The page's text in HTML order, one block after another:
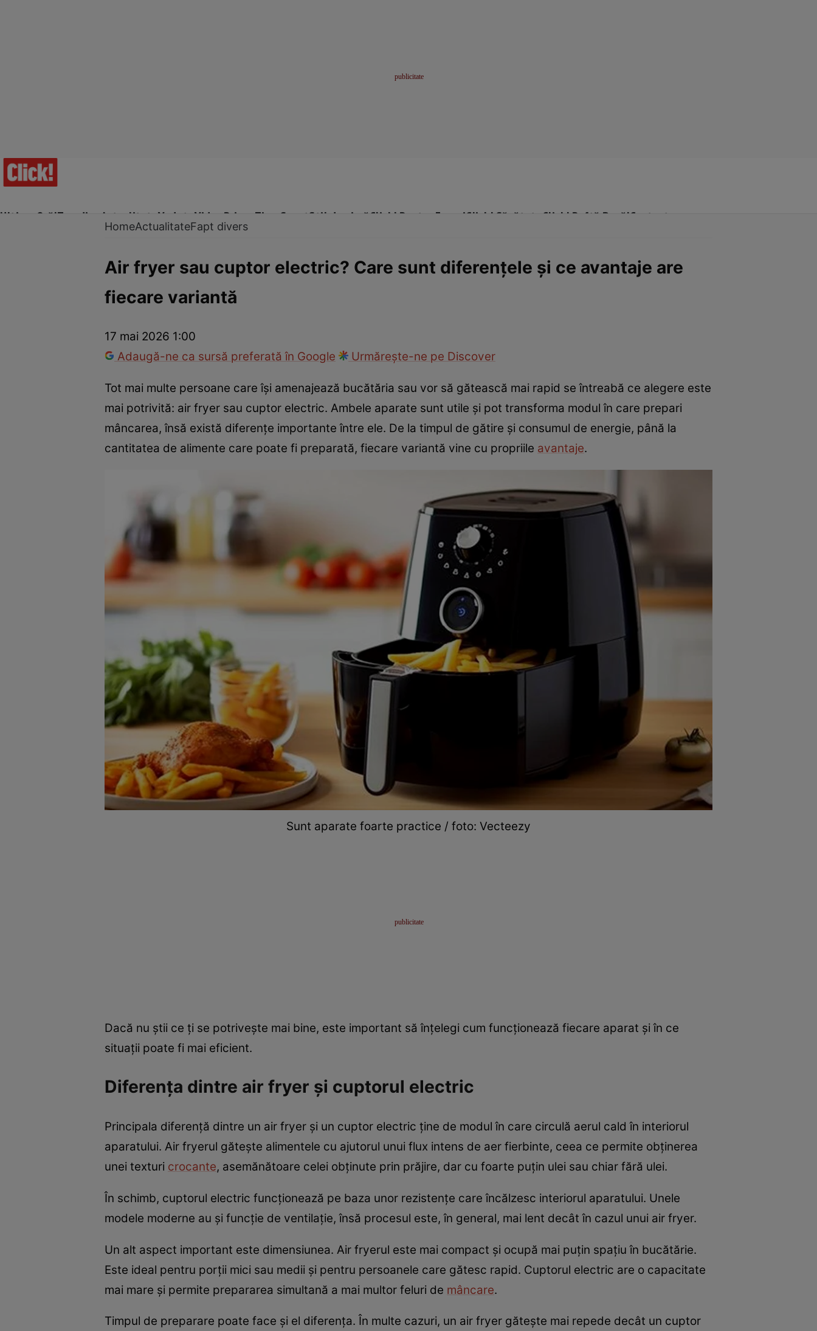
Ultima Oră!Trending Actualitate Vedete Video Prime Time SportStil de viațăClick! Pentru FemeiClick! Sănătate Click! Poftă Bună!Contact
Internațional Fapt diversTehnologie
HomeActualitateFapt divers
Air fryer sau cuptor electric? Care sunt diferențele și ce avantaje are
fiecare variantă
17 mai 2026 1:00
Adaugă-ne ca sursă preferată în Google
Urmărește-ne pe Discover
Tot mai multe persoane care își amenajează bucătăria sau vor să gătească mai rapid se întreabă ce alegere este
mai potrivită: air fryer sau cuptor electric. Ambele aparate sunt utile și pot transforma modul în care prepari
mâncarea, însă există diferențe importante între ele. De la timpul de gătire și consumul de energie, până la
cantitatea de alimente care poate fi preparată, fiecare variantă vine cu propriile avantaje.
Sunt aparate foarte practice / foto: Vecteezy
Dacă nu știi ce ți se potrivește mai bine, este important să înțelegi cum funcționează fiecare aparat și în ce
situații poate fi mai eficient.
Diferența dintre air fryer și cuptorul electric
Principala diferență dintre un air fryer și un cuptor electric ține de modul în care circulă aerul cald în interiorul
aparatului. Air fryerul gătește alimentele cu ajutorul unui flux intens de aer fierbinte, ceea ce permite obținerea
unei texturi crocante, asemănătoare celei obținute prin prăjire, dar cu foarte puțin ulei sau chiar fără ulei.
În schimb, cuptorul electric funcționează pe baza unor rezistențe care încălzesc interiorul aparatului. Unele
modele moderne au și funcție de ventilație, însă procesul este, în general, mai lent decât în cazul unui air fryer.
Un alt aspect important este dimensiunea. Air fryerul este mai compact și ocupă mai puțin spațiu în bucătărie.
Este ideal pentru porții mici sau medii și pentru persoanele care gătesc rapid. Cuptorul electric are o capacitate
mai mare și permite prepararea simultană a mai multor feluri de mâncare.
Timpul de preparare poate face și el diferența. În multe cazuri, un air fryer gătește mai repede decât un cuptor